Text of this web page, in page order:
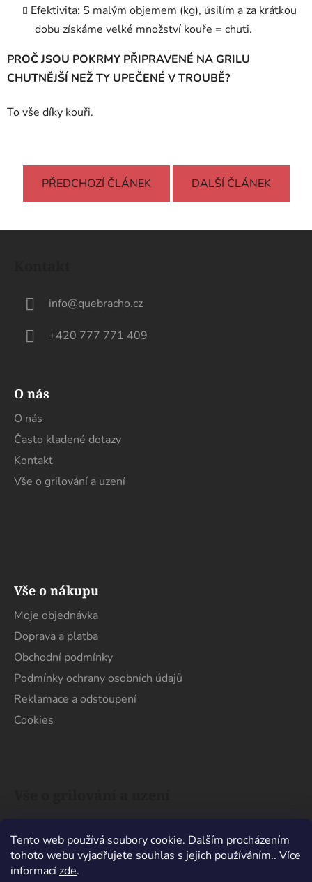
Tento web používá soubory cookie. Dalším procházením
tohoto webu vyjadřujete souhlas s jejich používáním.. Více
informacízde.
Efektivita: S malým objemem (kg), úsilím a za krátkou
dobu získáme velké množství kouře = chuti.
PROČ JSOU POKRMY PŘIPRAVENÉ NA GRILU
CHUTNĚJŠÍ NEŽ TY UPEČENÉ V TROUBĚ?
To vše díky kouři.
PŘEDCHOZÍ ČLÁNEK DALŠÍ ČLÁNEK
Z
info@quebracho.cz
+420 777 771 409
O nás
O nás
Často kladené dotazy
Kontakt
Vše o grilování a uzení
Vše o nákupu
Moje objednávka
Doprava a platba
Obchodní podmínky
Podmínky ochrany osobních údajů
Reklamace a odstoupení
Cookies
Barbecue x Grill. Jaký je mezi nimi rozdíl?
Nechat maso pár minut odpočinout nebo ho
hned sníst?